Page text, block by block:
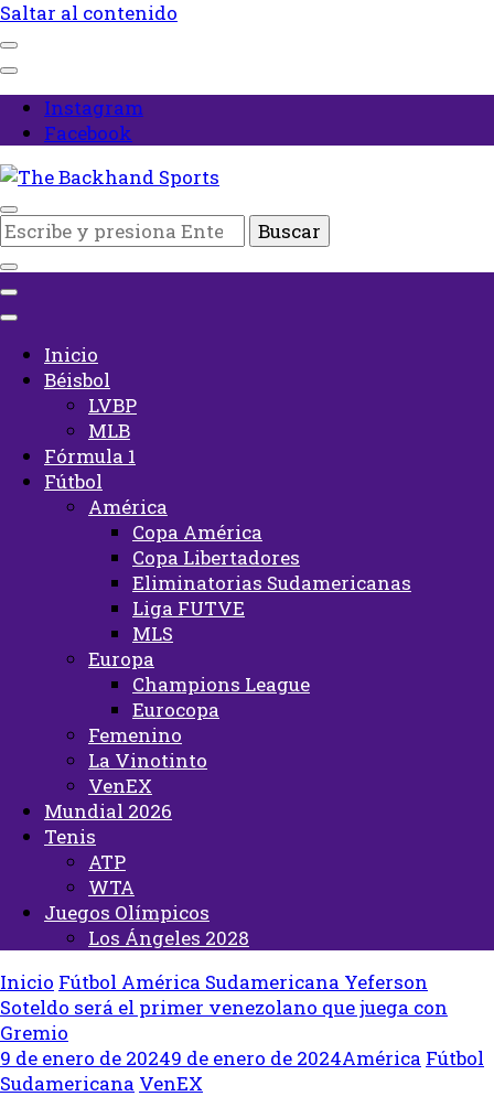
Saltar al contenido
Instagram
Facebook
The Backhand Sports
Inicio
¿Buscas
algo?
Inicio
Béisbol
LVBP
MLB
Fórmula 1
Fútbol
América
Copa América
Copa Libertadores
Eliminatorias Sudamericanas
Liga FUTVE
MLS
Europa
Champions League
Eurocopa
Femenino
La Vinotinto
VenEX
Mundial 2026
Tenis
ATP
WTA
Juegos Olímpicos
Los Ángeles 2028
Inicio Fútbol América Sudamericana Yeferson
Soteldo será el primer venezolano que juega con
Gremio
9 de enero de 20249 de enero de 2024América Fútbol
Sudamericana VenEX